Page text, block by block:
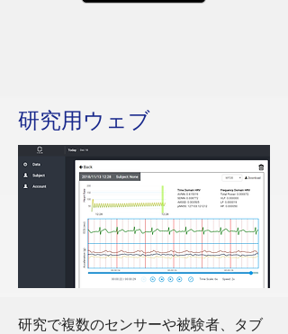
研究用ウェブ
研究で複数のセンサーや被験者、タブ